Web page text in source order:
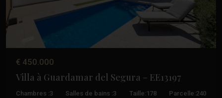
€ 450.000
Villa à Guardamar del Segura – EE13197
Chambres :3 Salles de bains :3 Taille: 178 Parcelle:240